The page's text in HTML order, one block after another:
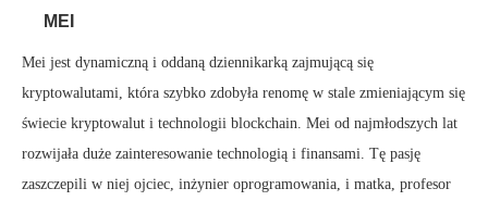
MEI
Mei jest dynamiczną i oddaną dziennikarką zajmującą się
kryptowalutami, która szybko zdobyła renomę w stale zmieniającym się
świecie kryptowalut i technologii blockchain. Mei od najmłodszych lat
rozwijała duże zainteresowanie technologią i finansami. Tę pasję
zaszczepili w niej ojciec, inżynier oprogramowania, i matka, profesor